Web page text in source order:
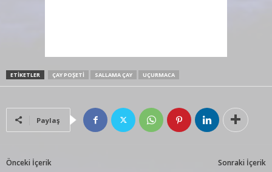
ETIKETLER ÇAY POŞETI SALLAMA ÇAY UÇURMACA
Paylaş
Önceki İçerik Sonraki İçerik